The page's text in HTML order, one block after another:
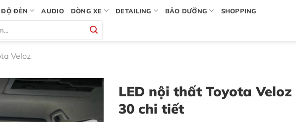
ĐỘ ĐÈN AUDIO DÒNG XE DETAILING BẢO DƯỠNG SHOPPING
Veloz
LED nội thất Toyota Veloz
30 chi tiết